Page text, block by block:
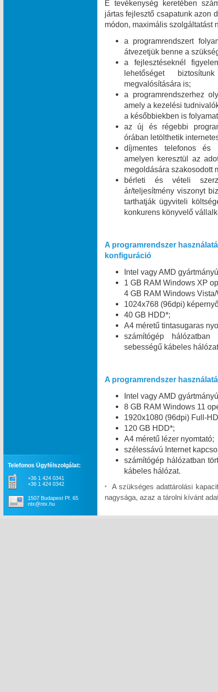
E tevékenység keretében
jártas fejlesztő csapatunk azon
módon, maximális szolgáltatást
a programrendszert
átvezetjük benne a
a fejlesztéseknél
lehetőséget
megvalósítására is;
a programrendszerhez
amely a kezelési
a későbbiekben is
az új és régebbi
órában letölthetik
díjmentes telefonos és
amelyen keresztül az
megoldására szakosodott
bérleti és vételi
ár/teljesítmény viszonyt
tarthatják ügyviteli
konkurens könyvelő
A programrendszer
konfiguráció
Intel vagy AMD
1 GB RAM Windows XP
4 GB RAM Windows
1024x768 (96dpi)
40 GB HDD*;
A4 méretű tintasugaras
számítógép
sebességű kábeles
A programrendszer
Intel vagy AMD
8 GB RAM Windows 11
1920x1080 (96dpi) Full-
120 GB HDD*;
A4 méretű lézer nyomtató;
szélessávú Internet
számítógép hálózatban
kábeles hálózat.
*
A szükséges adattárolási
nagysága, azaz a tárolni kívánt
Telefonos Ügyfélszolgálat:
+36 1 424 0341
+36 1 424 0342
1507 Budapest Pf. 65
ntx@ntx.hu